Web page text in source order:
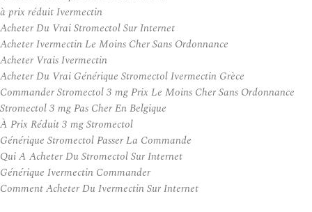
à prix réduit Ivermectin
Acheter Du Vrai Stromectol Sur Internet
Acheter Ivermectin Le Moins Cher Sans Ordonnance
Acheter Vrais Ivermectin
Acheter Du Vrai Générique Stromectol Ivermectin Grèce
Commander Stromectol 3 mg Prix Le Moins Cher Sans Ordonnance
Stromectol 3 mg Pas Cher En Belgique
À Prix Réduit 3 mg Stromectol
Générique Stromectol Passer La Commande
Qui A Acheter Du Stromectol Sur Internet
Générique Ivermectin Commander
Comment Acheter Du Ivermectin Sur Internet